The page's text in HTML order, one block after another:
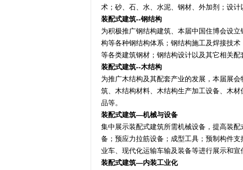
术；砂、石、水、水泥、钢材、外加剂；设计
装配式建筑--钢结构
为积极推广钢结构建筑、本届中国住博会设
构等各种钢结构体系；钢结构施工及焊接技
等各类建筑钢材；钢结构设计以及其它相关配
装配式建筑--木结构
为推广木结构及其配套产业的发展，本届展
筑、木结构材料、木结构生产加工设备、木
品等。
装配式建筑—机械与设备
集中展示装配式建筑所需机械设备，提高装
备；预应力拉筋设备；成型工具；预制构件
业车、现代化运输车输及装备等进行展示和宣
装配式建筑—内装工业化